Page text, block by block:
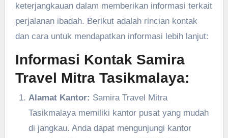
keterjangkauan dalam memberikan informasi terkait
perjalanan ibadah. Berikut adalah rincian kontak
dan cara untuk mendapatkan informasi lebih lanjut:
Informasi Kontak Samira
Travel Mitra Tasikmalaya:
Alamat Kantor: Samira Travel Mitra
Tasikmalaya memiliki kantor pusat yang mudah
di jangkau. Anda dapat mengunjungi kantor